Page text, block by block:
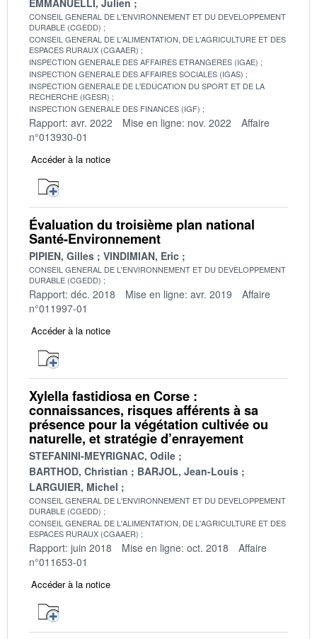
CONSEIL GENERAL DE L'ENVIRONNEMENT ET DU DEVELOPPEMENT
DURABLE (CGEDD)
CONSEIL GENERAL DE L'ALIMENTATION, DE L'AGRICULTURE ET DES
ESPACES RURAUX (CGAAER)
INSPECTION GENERALE DES AFFAIRES ETRANGERES (IGAE)
INSPECTION GENERALE DES AFFAIRES SOCIALES (IGAS)
INSPECTION GENERALE DE L'EDUCATION DU SPORT ET DE LA
RECHERCHE (IGESR)
INSPECTION GENERALE DES FINANCES (IGF)
Rapport: avr. 2022 Mise en ligne: nov. 2022
Affaire
n°013930-01
Accéder à la notice
Évaluation du troisième plan national
Santé-Environnement
PIPIEN, Gilles VINDIMIAN, Eric
CONSEIL GENERAL DE L'ENVIRONNEMENT ET DU DEVELOPPEMENT
DURABLE (CGEDD)
Rapport: déc. 2018 Mise en ligne: avr. 2019
Affaire
n°011997-01
Accéder à la notice
Xylella fastidiosa en Corse :
connaissances, risques afférents à sa
présence pour la végétation cultivée ou
naturelle, et stratégie d’enrayement
STEFANINI-MEYRIGNAC, Odile
BARTHOD, Christian
BARJOL, Jean-Louis
LARGUIER, Michel
CONSEIL GENERAL DE L'ENVIRONNEMENT ET DU DEVELOPPEMENT
DURABLE (CGEDD)
CONSEIL GENERAL DE L'ALIMENTATION, DE L'AGRICULTURE ET DES
ESPACES RURAUX (CGAAER)
Rapport: juin 2018 Mise en ligne: oct. 2018
Affaire
n°011653-01
Accéder à la notice